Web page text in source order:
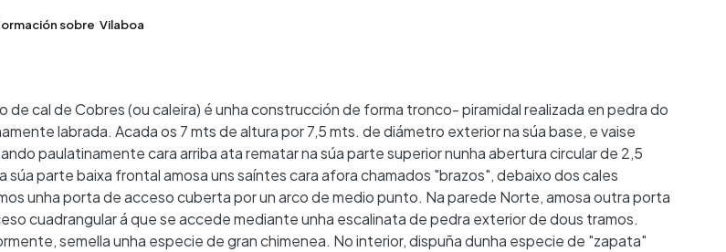
sobre Vilaboa
de cal de Cobres (ou caleira) é unha construcción de forma tronco- piramidal realizada en pedra do
labrada. Acada os 7 mts de altura por 7,5 mts. de diámetro exterior na súa base, e vaise
paulatinamente cara arriba ata rematar na súa parte superior nunha abertura circular de 2,5
súa parte baixa frontal amosa uns saíntes cara afora chamados "brazos", debaixo dos cales
unha porta de acceso cuberta por un arco de medio punto. Na parede Norte, amosa outra porta
cuadrangular á que se accede mediante unha escalinata de pedra exterior de dous tramos.
semella unha especie de gran chimenea. No interior, dispuña dunha especie de "zapata"